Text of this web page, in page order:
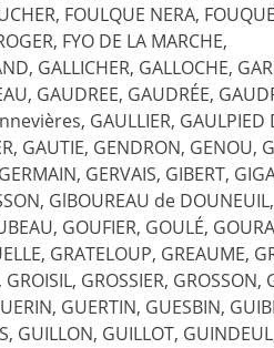
FOULQUE NERA,
FYO DE LA MARCHE,
GALLICHER, GALLOCHE,
GAUDREE, GAUDRÉE,
GAULLIER, GAULPIED
GAUTIE, GENDRON, GENOU,
GERVAIS, GIBERT,
GlBOUREAU de
GOUFIER, GOULÉ,
GRATELOUP, GREAUME,
GROISIL, GROSSIER,
GUERTIN, GUESBIN,
GUILLON, GUILLOT,